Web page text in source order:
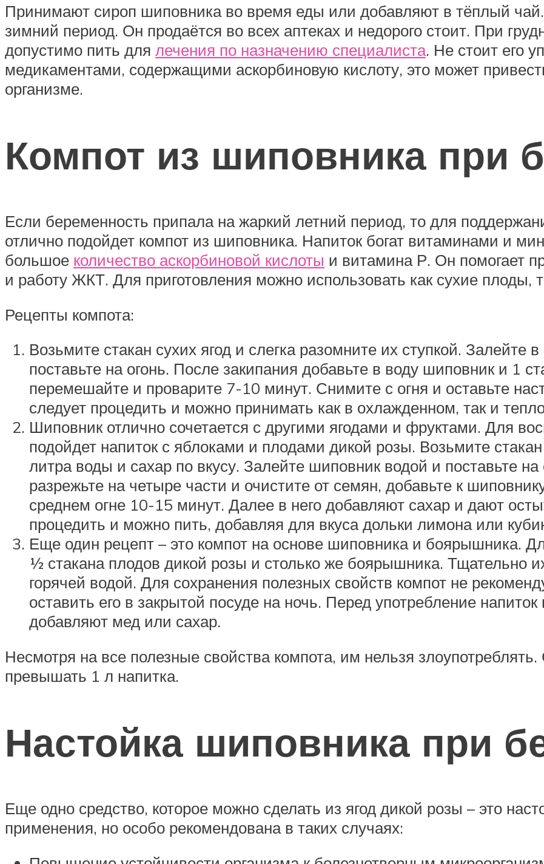
Принимают сироп шиповника во время еды или добавляют в тёплый
зимний период. Он продаётся во всех аптеках и недорого стоит. При
допустимо пить для лечения по назначению специалиста. Не стоит его
медикаментами, содержащими аскорбиновую кислоту, это может
организме.
Компот из шиповника при
Если беременность припала на жаркий летний период, то для
отлично подойдет компот из шиповника. Напиток богат витаминами и
большое количество аскорбиновой кислоты и витамина Р. Он помогает
и работу ЖКТ. Для приготовления можно использовать как сухие плоды,
Рецепты компота:
Возьмите стакан сухих ягод и слегка разомните их ступкой.
поставьте на огонь. После закипания добавьте в воду шиповник и 1
перемешайте и проварите 7-10 минут. Снимите с огня и оставьте
следует процедить и можно принимать как в охлажденном, так и
Шиповник отлично сочетается с другими ягодами и фруктами. Для
подойдет напиток с яблоками и плодами дикой розы. Возьмите
литра воды и сахар по вкусу. Залейте шиповник водой и поставьте
разрежьте на четыре части и очистите от семян, добавьте к
среднем огне 10-15 минут. Далее в него добавляют сахар и дают
процедить и можно пить, добавляя для вкуса дольки лимона или
Еще один рецепт – это компот на основе шиповника и боярышника.
½ стакана плодов дикой розы и столько же боярышника. Тщательно
горячей водой. Для сохранения полезных свойств компот не
оставить его в закрытой посуде на ночь. Перед употребление
добавляют мед или сахар.
Несмотря на все полезные свойства компота, им нельзя
превышать 1 л напитка.
Настойка шиповника при
Еще одно средство, которое можно сделать из ягод дикой розы – это
применения, но особо рекомендована в таких случаях: